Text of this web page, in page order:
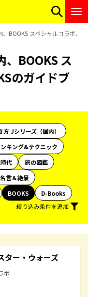
BOOKS スペシャルコラボ、
BOOKS ス
のガイドブ
方 Jシリーズ（国内）
キング&テクニック
代
旅の図鑑
言＆絶景
BOOKS
D-Books
絞り込み条件を追加
ー・ウォーズ
ボ